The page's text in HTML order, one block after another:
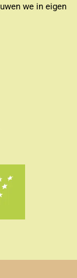
we in eigen